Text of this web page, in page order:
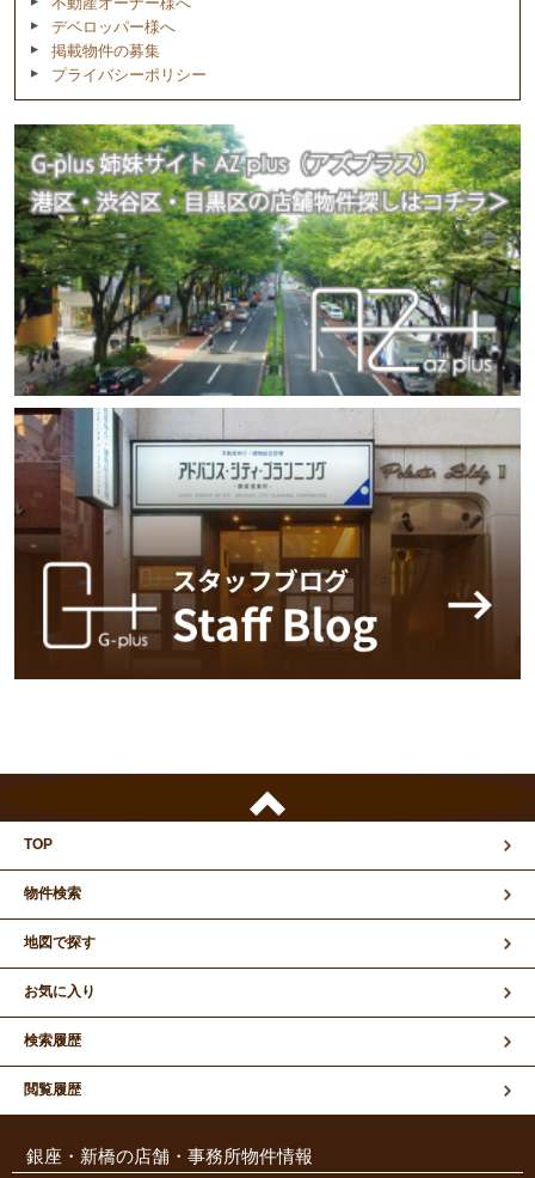
デベロッパー様へ
掲載物件の募集
プライバシーポリシー
TOP
物件検索
地図で探す
お気に入り
検索履歴
閲覧履歴
銀座・新橋の店舗・事務所物件情報